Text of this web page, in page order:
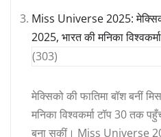
Miss Universe 2025:
2025, भारत की मनिका
(303)
मेक्सिको की फातिमा बॉश बनीं
मनिका विश्वकर्मा टॉप 30 तक
बना सकीं। Miss Universe